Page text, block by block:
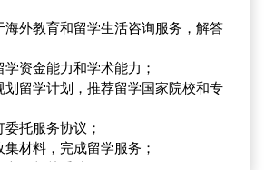
上，专八证书或雅思6.5分以上水
经验或海外教育背景的优先考虑；
文写作能力佳；
能力，能够迅速掌握与公司业务有关
和服务意识；
海外教育和留学生活咨询服务，解答
资金能力和学术能力；
划留学计划，推荐留学国家院校和专
托服务协议；
材料，完成留学服务；